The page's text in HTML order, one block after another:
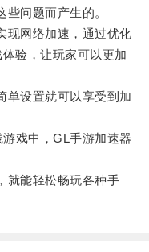
问题而产生的。
网络加速，通过优化
验，让玩家可以更加
设置就可以享受到加
戏中，GL手游加速器
能轻松畅玩各种手